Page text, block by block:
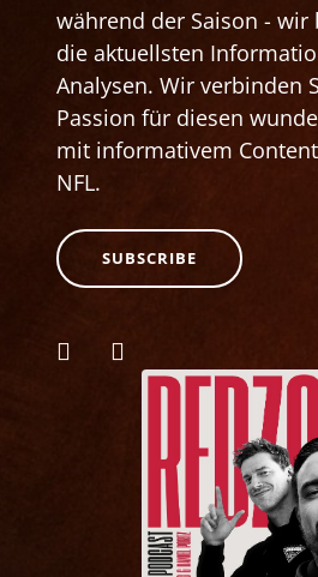
während der Saison - wir
die aktuellsten
Analysen. Wir verbinden
Passion für diesen
mit informativem
NFL.
SUBSCRIBE